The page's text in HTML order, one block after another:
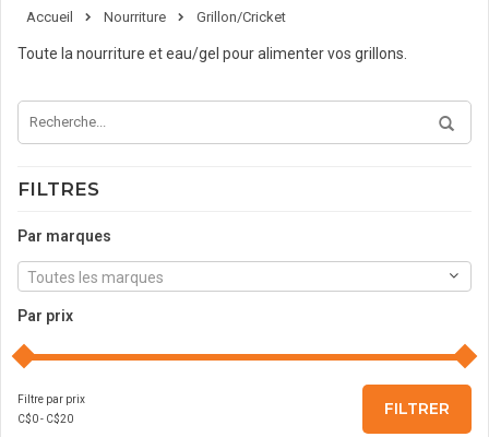
Accueil Nourriture Grillon/Cricket
Toute la nourriture et eau/gel pour alimenter vos grillons.
FILTRES
Par marques
Toutes les marques
Par prix
Filtre par prix
C$0- C$20
FILTRER